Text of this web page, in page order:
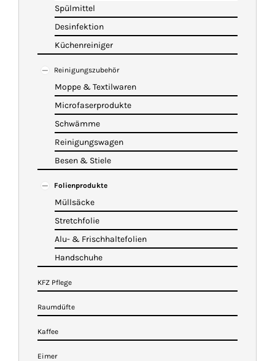
Spülmittel
Desinfektion
Küchenreiniger
Reinigungszubehör
Moppe & Textilwaren
Microfaserprodukte
Schwämme
Reinigungswagen
Besen & Stiele
Folienprodukte
Müllsäcke
Stretchfolie
Alu- & Frischhaltefolien
Handschuhe
KFZ Pflege
Raumdüfte
Kaffee
Eimer